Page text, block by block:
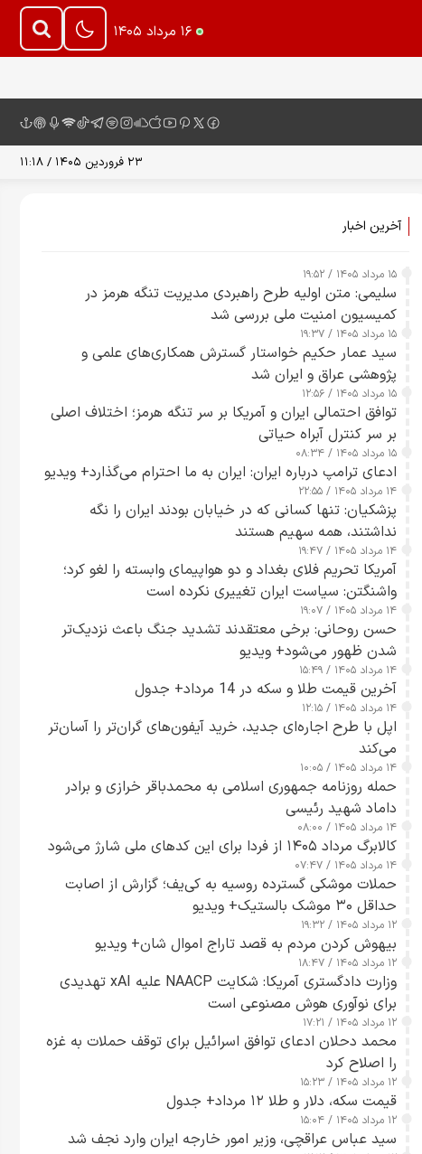
۱۶ مرداد ۱۴۰۵
۲۳ فروردین ۱۴۰۵ / ۱۱:۱۸
آخرین اخبار
۱۵ مرداد ۱۴۰۵ / ۱۹:۵۲
سلیمی: متن اولیه طرح راهبردی مدیریت تنگه هرمز در
کمیسیون امنیت ملی بررسی شد
۱۵ مرداد ۱۴۰۵ / ۱۹:۳۷
سید عمار حکیم خواستار گسترش همکاری‌های علمی و
پژوهشی عراق و ایران شد
۱۵ مرداد ۱۴۰۵ / ۱۲:۵۶
توافق احتمالی ایران و آمریکا بر سر تنگه هرمز؛ اختلاف اصلی
بر سر کنترل آبراه حیاتی
۱۵ مرداد ۱۴۰۵ / ۰۸:۳۴
ادعای ترامپ درباره ایران: ایران به ما احترام می‌گذارد+ ویدیو
۱۴ مرداد ۱۴۰۵ / ۲۲:۵۵
پزشکیان: تنها کسانی که در خیابان بودند ایران را نگه
نداشتند، همه سهیم هستند
۱۴ مرداد ۱۴۰۵ / ۱۹:۴۷
آمریکا تحریم فلای بغداد و دو هواپیمای وابسته را لغو کرد؛
واشنگتن: سیاست ایران تغییری نکرده است
۱۴ مرداد ۱۴۰۵ / ۱۹:۰۷
حسن روحانی: برخی معتقدند تشدید جنگ باعث نزدیک‌تر
شدن ظهور می‌شود+ ویدیو
۱۴ مرداد ۱۴۰۵ / ۱۵:۴۹
آخرین قیمت طلا و سکه در 14 مرداد+ جدول
۱۴ مرداد ۱۴۰۵ / ۱۲:۱۵
اپل با طرح اجاره‌ای جدید، خرید آیفون‌های گران‌تر را آسان‌تر
می‌کند
۱۴ مرداد ۱۴۰۵ / ۱۰:۰۵
حمله روزنامه جمهوری اسلامی به محمدباقر خرازی و برادر
داماد شهید رئیسی
۱۴ مرداد ۱۴۰۵ / ۰۸:۰۰
کالابرگ مرداد ۱۴۰۵ از فردا برای این کدهای ملی شارژ می‌شود
۱۴ مرداد ۱۴۰۵ / ۰۷:۴۷
حملات موشکی گسترده روسیه به کی‌یف؛ گزارش از اصابت
حداقل ۳۰ موشک بالستیک+ ویدیو
۱۲ مرداد ۱۴۰۵ / ۱۹:۳۲
بیهوش کردن مردم به قصد تاراج اموال شان+ ویدیو
۱۲ مرداد ۱۴۰۵ / ۱۸:۴۷
وزارت دادگستری آمریکا: شکایت NAACP علیه xAI تهدیدی
برای نوآوری هوش مصنوعی است
۱۲ مرداد ۱۴۰۵ / ۱۷:۲۱
محمد دحلان ادعای توافق اسرائیل برای توقف حملات به غزه
را اصلاح کرد
۱۲ مرداد ۱۴۰۵ / ۱۵:۲۳
قیمت سکه، دلار و طلا ۱۲ مرداد+ جدول
۱۲ مرداد ۱۴۰۵ / ۱۵:۰۴
سید عباس عراقچی، وزیر امور خارجه ایران وارد نجف شد